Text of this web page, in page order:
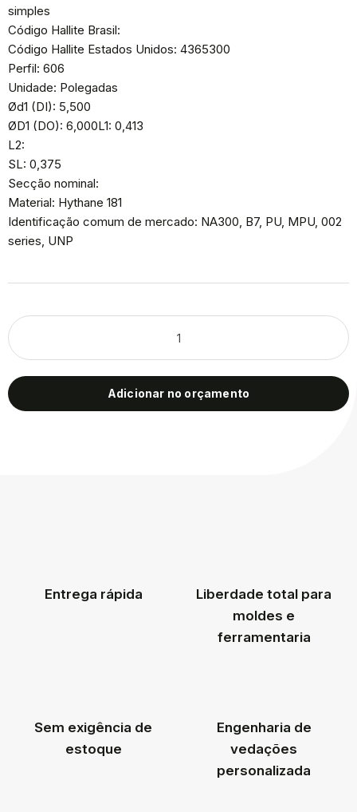
simples
Código Hallite Brasil:
Código Hallite Estados Unidos: 4365300
Perfil: 606
Unidade: Polegadas
Ød1 (DI): 5,500
ØD1 (DO): 6,000L1: 0,413
L2:
SL: 0,375
Secção nominal:
Material: Hythane 181
Identificação comum de mercado: NA300, B7, PU, MPU, 002
series, UNP
Adicionar no orçamento
Entrega rápida
Liberdade total para
moldes e
ferramentaria
Sem exigência de
estoque
Engenharia de
vedações
personalizada